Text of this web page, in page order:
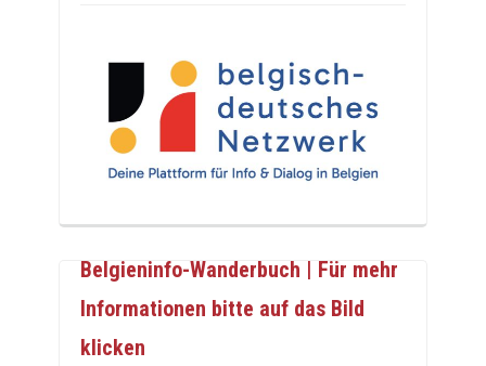
Belgieninfo-Wanderbuch | Für mehr
Informationen bitte auf das Bild
klicken